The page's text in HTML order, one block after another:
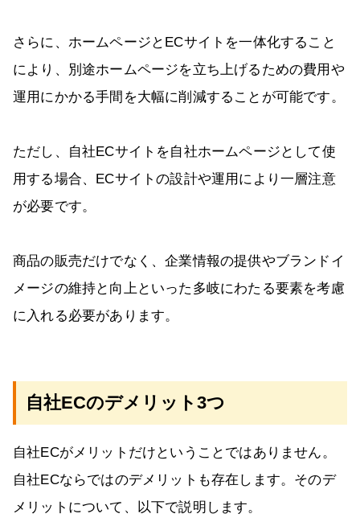
さらに、ホームページとECサイトを一体化すること
により、別途ホームページを立ち上げるための費用や
運用にかかる手間を大幅に削減することが可能です。
ただし、自社ECサイトを自社ホームページとして使
用する場合、ECサイトの設計や運用により一層注意
が必要です。
商品の販売だけでなく、企業情報の提供やブランドイ
メージの維持と向上といった多岐にわたる要素を考慮
に入れる必要があります。
自社ECのデメリット3つ
自社ECがメリットだけということではありません。
自社ECならではのデメリットも存在します。そのデ
メリットについて、以下で説明します。